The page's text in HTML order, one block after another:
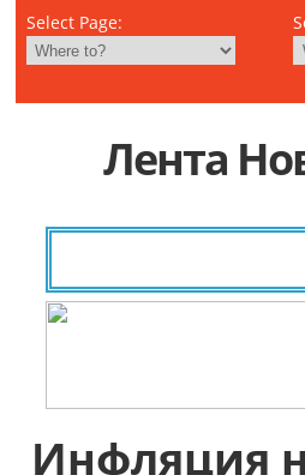
Select Page:
Лента
Инфляция